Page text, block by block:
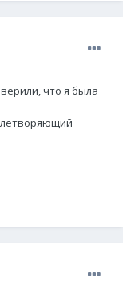
что я была